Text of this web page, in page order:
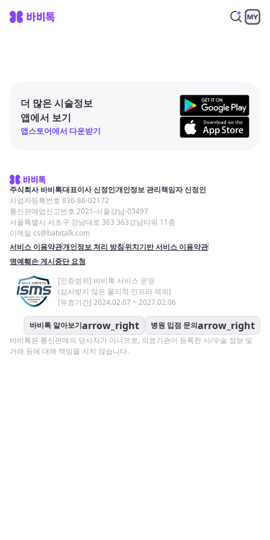
더 많은 시술정보
앱에서 보기
앱스토어에서 다운받기
주식회사 바비톡대표이사 신정인개인정보 관리책임자 신정인
사업자등록번호 836-86-02172
통신판매업신고번호 2021-서울강남-03497
서울특별시 서초구 강남대로 363 363강남타워 11층
이메일 cs@babitalk.com
서비스 이용약관개인정보 처리 방침위치기반 서비스 이용약관
명예훼손 게시중단 요청
[인증범위] 바비톡 서비스 운영
(심사받지 않은 물리적 인프라 제외)
[유효기간] 2024.02.07 ~ 2027.02.06
바비톡 알아보기arrow_right 병원 입점 문의arrow_right
바비톡은 통신판매의 당사자가 아니므로, 의료기관이 등록한 시/수술 정보 및
거래 등에 대해 책임을 지지 않습니다.